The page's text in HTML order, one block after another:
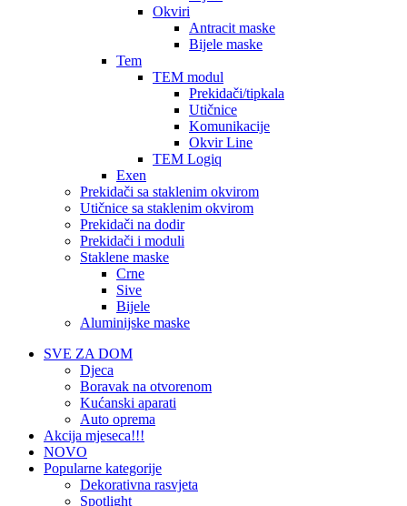
Okviri
Antracit maske
Bijele maske
Tem
TEM modul
Prekidači/tipkala
Utičnice
Komunikacije
Okvir Line
TEM Logiq
Exen
Prekidači sa staklenim okvirom
Utičnice sa staklenim okvirom
Prekidači na dodir
Prekidači i moduli
Staklene maske
Crne
Sive
Bijele
Aluminijske maske
SVE ZA DOM
Djeca
Boravak na otvorenom
Kućanski aparati
Auto oprema
Akcija mjeseca!!!
NOVO
Popularne kategorije
Dekorativna rasvjeta
Spotlight